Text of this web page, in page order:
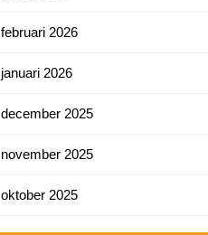
februari 2026
januari 2026
december 2025
november 2025
oktober 2025